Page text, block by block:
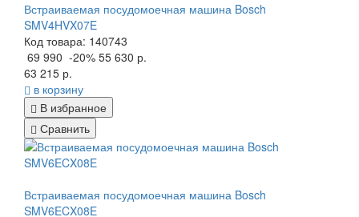
Встраиваемая посудомоечная машина Bosch
SMV4HVX07E
Код товара: 140743
69 990 -20% 55 630 р.
63 215 р.
в корзину
В избранное
Сравнить
Встраиваемая посудомоечная машина Bosch
SMV6ECX08E